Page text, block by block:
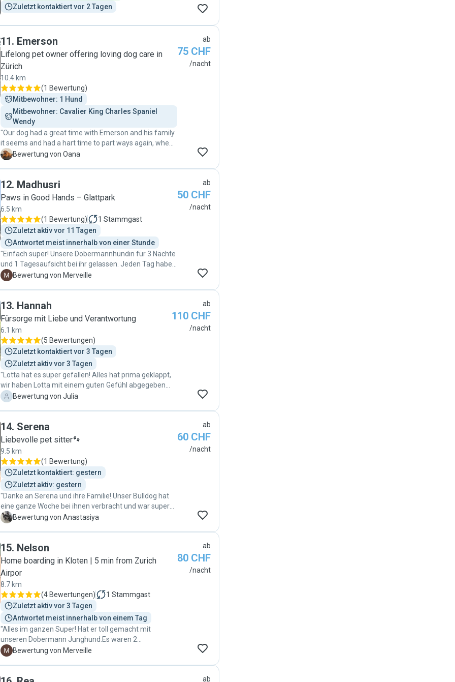
Zuletzt kontaktiert vor 2 Tagen
11. Emerson
Lifelong pet owner offering loving dog care in
Zürich
10.4 km
(1 Bewertung)
Mitbewohner: 1 Hund
Mitbewohner: Cavalier King Charles Spaniel
Wendy
"Our dog had a great time with Emerson and his family
it seems and had a hart time to part ways again, when I
came to pick him up. Very thankful for the great and
O Bewertung von Oana
ab
75 CHF
/nacht
12. Madhusri
Paws in Good Hands – Glattpark
6.5 km
(1 Bewertung) 1 Stammgast
Zuletzt aktiv vor 11 Tagen
Antwortet meist innerhalb von einer Stunde
"Einfach super! Unsere Dobermannhündin für 3 Nächte
und 1 Tagesaufsicht bei ihr gelassen. Jeden Tag haben
wir Updates inkl. Fotos erhalten. Unkompliziert und sie
min vom Flughafen entfernt."
M Bewertung von Merveille
ab
50 CHF
/nacht
13. Hannah
Fürsorge mit Liebe und Verantwortung
6.1 km
(5 Bewertungen)
Zuletzt kontaktiert vor 3 Tagen
Zuletzt aktiv vor 3 Tagen
"Lotta hat es super gefallen! Alles hat prima geklappt,
wir haben Lotta mit einem guten Gefühl abgegeben
und als ausgeglichenen fröhlichen Hund wieder
J Bewertung von Julia
ab
110 CHF
/nacht
14. Serena
Liebevolle pet sitter🐾
9.5 km
(1 Bewertung)
Zuletzt kontaktiert: gestern
Zuletzt aktiv: gestern
"Danke an Serena und ihre Familie! Unser Bulldog hat
eine ganze Woche bei ihnen verbracht und war super
happy. Wir haben viele Fotos bekommen und konnten
auf jeden Fall sehr gerne wieder!"
A Bewertung von Anastasiya
ab
60 CHF
/nacht
15. Nelson
Home boarding in Kloten | 5 min from Zurich
Airpor
8.7 km
(4 Bewertungen) 1 Stammgast
Zuletzt aktiv vor 3 Tagen
Antwortet meist innerhalb von einem Tag
"Alles im ganzen Super! Hat er toll gemacht mit
unseren Dobermann Junghund.Es waren 2
Übernachtungen, wir haben täglich Bilder Videos
M Bewertung von Merveille
ab
80 CHF
/nacht
ab